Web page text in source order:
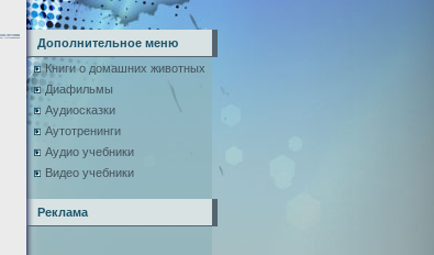
Дополнительное меню
Книги о домашних животных
Диафильмы
Аудиосказки
Аутотренинги
Аудио учебники
Видео учебники
Реклама